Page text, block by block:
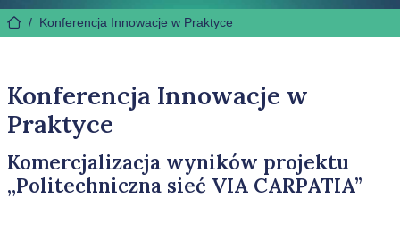
/ Konferencja Innowacje w Praktyce
Konferencja Innowacje w
Praktyce
Komercjalizacja wyników projektu
„Politechniczna sieć VIA CARPATIA”